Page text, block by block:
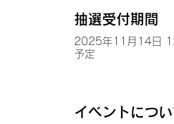
抽選受付期間
2025年11月14日
予定
イベントについ